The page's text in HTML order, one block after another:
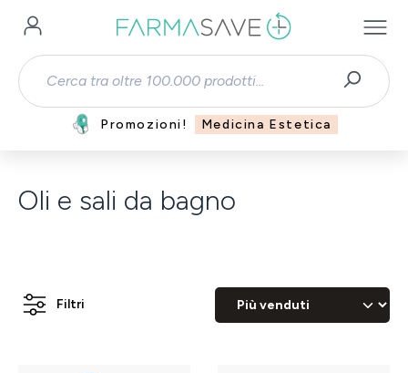
Passa al contenuto principale
Promozioni! Medicina Estetica
Oli e sali da bagno
Filtri